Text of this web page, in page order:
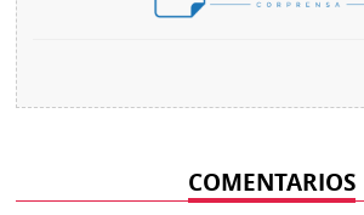
COMENTARIOS